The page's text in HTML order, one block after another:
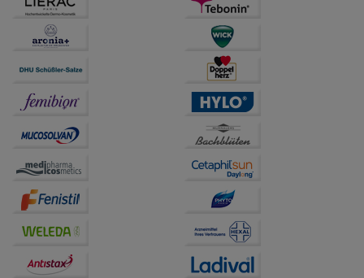
Informationen über die Art und Weise der Nutzung
unserer Website sammeln, mit deren Hilfe wir unsere
Website weiter für Sie optimieren können, den Inhalt
auf unserer Website aber auch die Werbung auf
Drittseiten möglichst relevant für Sie zu gestalten.
Bitte beachten Sie, dass Daten hierfür teilweise an
Dritte wie z.B. Google oder soziale Medien
übertragen werden.